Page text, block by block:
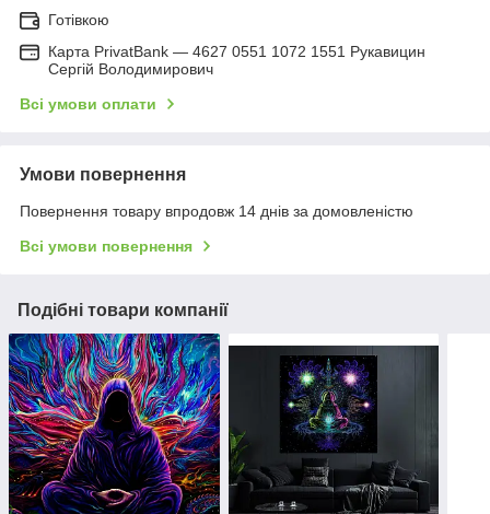
Готівкою
Карта PrivatBank — 4627 0551 1072 1551 Рукавицин
Сергій Володимирович
Всі умови оплати
Умови повернення
Повернення товару впродовж 14 днів за домовленістю
Всі умови повернення
Подібні товари компанії